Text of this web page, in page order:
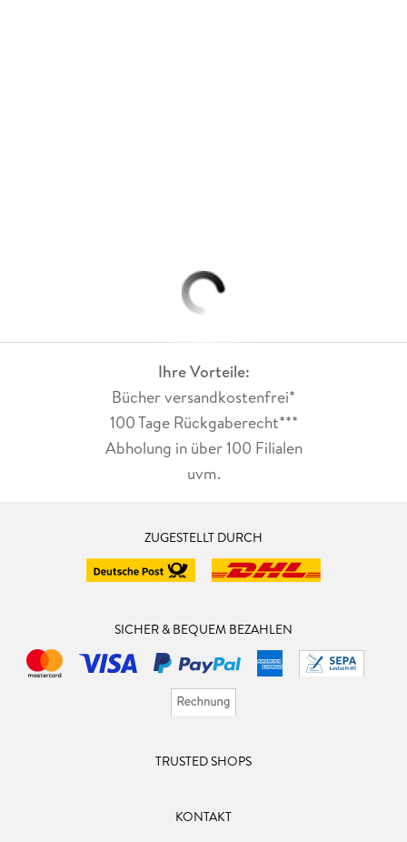
Ihre Vorteile:
Bücher versandkostenfrei*
100 Tage Rückgaberecht***
Abholung in über 100 Filialen
uvm.
ZUGESTELLT DURCH
SICHER & BEQUEM BEZAHLEN
TRUSTED SHOPS
KONTAKT